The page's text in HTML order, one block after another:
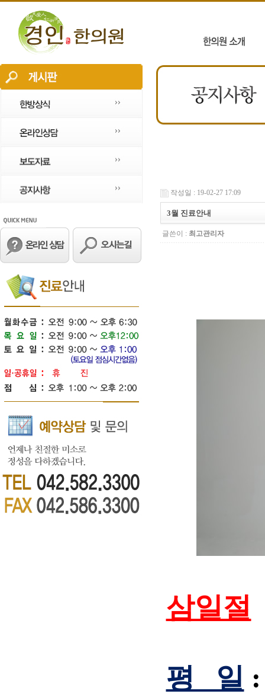
작성일 : 19-02-27 17:09
3월 진료안내
글쓴이 : 최고관리자
삼일절
평 일